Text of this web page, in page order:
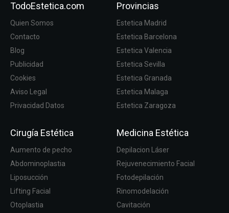
TodoEstetica.com
Quien Somos
Contacto
Blog
Publicidad
Cookies
Aviso Legal
Privacidad Datos
Provincias
Estetica Madrid
Estetica Barcelona
Estetica Valencia
Estetica Sevilla
Estetica Granada
Estetica Malaga
Estetica Zaragoza
Cirugía Estética
Aumento de pecho
Abdominoplastia
Liposucción
Lifting Facial
Otoplastia
Medicina Estética
Depilacion Láser
Rejuvenecimiento Facial
Fotodepilación
Rinomodelación
Cavitación